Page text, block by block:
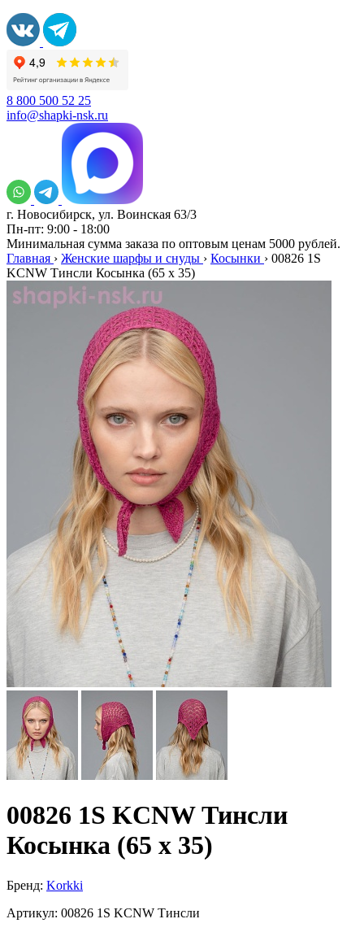
8 800 500 52 25
info@shapki-nsk.ru
г. Новосибирск, ул. Воинская 63/3
Пн-пт: 9:00 - 18:00
Минимальная сумма заказа по оптовым ценам 5000 рублей.
Главная › Женские шарфы и снуды › Косынки › 00826 1S
KCNW Тинсли Косынка (65 x 35)
00826 1S KCNW Тинсли
Косынка (65 x 35)
Бренд: Korkki
Артикул: 00826 1S KCNW Тинсли